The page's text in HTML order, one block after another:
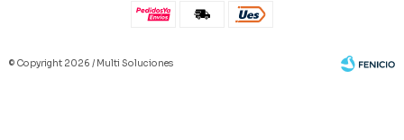
© Copyright 2026 / Multi Soluciones